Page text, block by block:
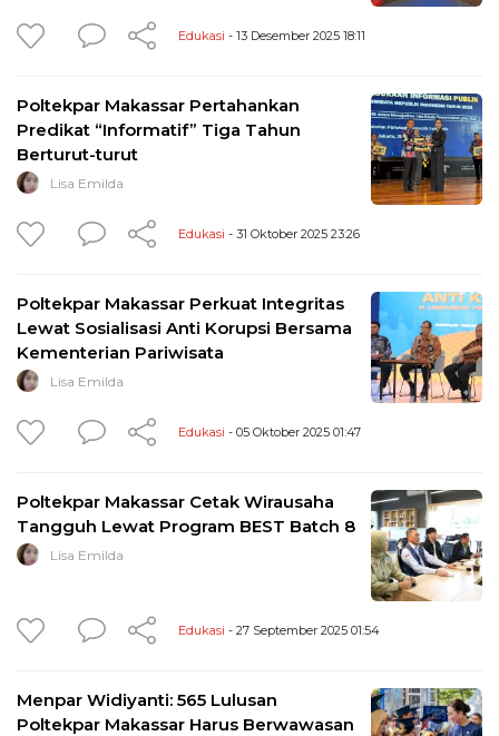
Edukasi - 13 Desember 2025 18:11
Poltekpar Makassar Pertahankan
Predikat “Informatif” Tiga Tahun
Berturut-turut
Lisa Emilda
Edukasi - 31 Oktober 2025 23:26
Poltekpar Makassar Perkuat Integritas
Lewat Sosialisasi Anti Korupsi Bersama
Kementerian Pariwisata
Lisa Emilda
Edukasi - 05 Oktober 2025 01:47
Poltekpar Makassar Cetak Wirausaha
Tangguh Lewat Program BEST Batch 8
Lisa Emilda
Edukasi - 27 September 2025 01:54
Menpar Widiyanti: 565 Lulusan
Poltekpar Makassar Harus Berwawasan